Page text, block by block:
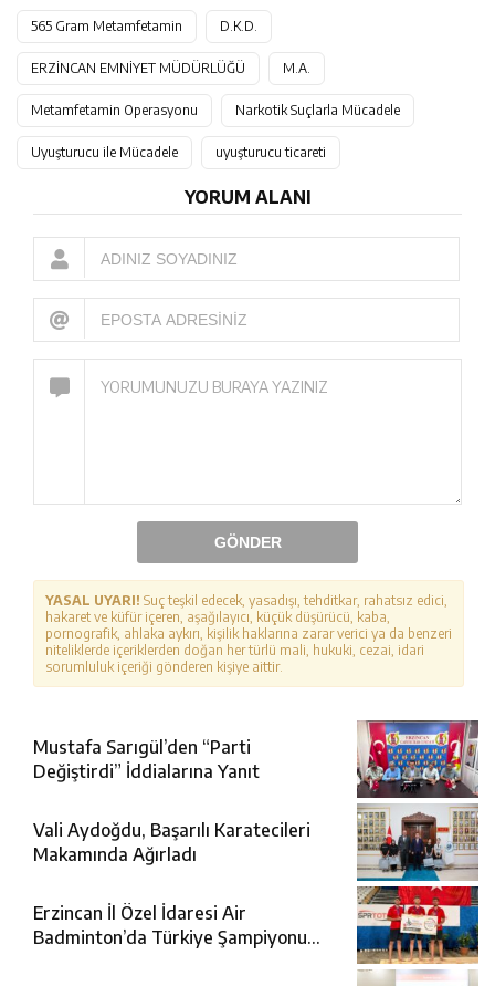
565 Gram Metamfetamin D.K.D.
ERZİNCAN EMNİYET MÜDÜRLÜĞÜ M.A.
Metamfetamin Operasyonu Narkotik Suçlarla Mücadele
Uyuşturucu ile Mücadele uyuşturucu ticareti
YORUM ALANI
GÖNDER
YASAL UYARI! Suç teşkil edecek, yasadışı, tehditkar, rahatsız edici,
hakaret ve küfür içeren, aşağılayıcı, küçük düşürücü, kaba,
pornografik, ahlaka aykırı, kişilik haklarına zarar verici ya da benzeri
niteliklerde içeriklerden doğan her türlü mali, hukuki, cezai, idari
sorumluluk içeriği gönderen kişiye aittir.
Mustafa Sarıgül’den “Parti
Değiştirdi” İddialarına Yanıt
Vali Aydoğdu, Başarılı Karatecileri
Makamında Ağırladı
Erzincan İl Özel İdaresi Air
Badminton’da Türkiye Şampiyonu